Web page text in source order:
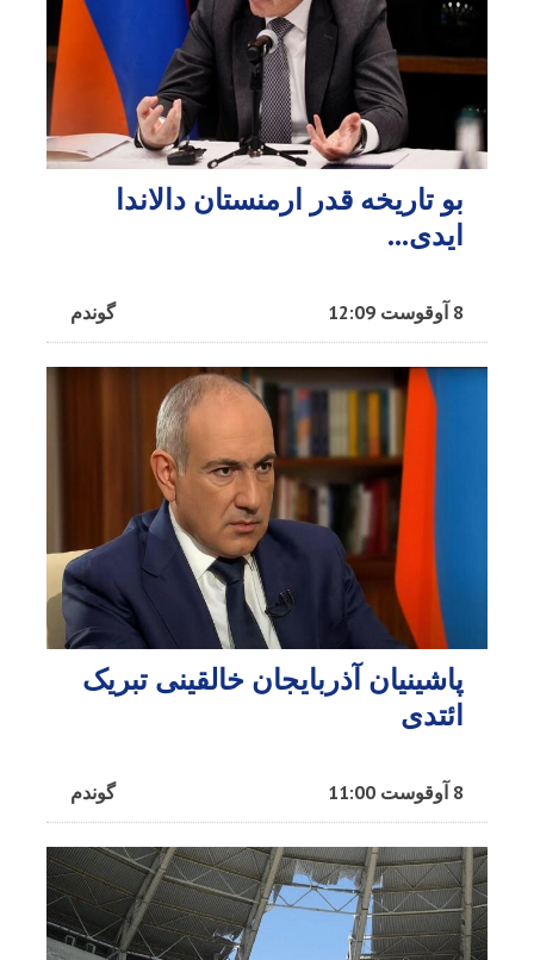
بو تاریخه قدر ارمنستان دالاندا
ایدی...
گوندم 8 آوقوست 12:09
پاشینیان آذربایجان خالقینی تبریک
ائتدی
گوندم 8 آوقوست 11:00